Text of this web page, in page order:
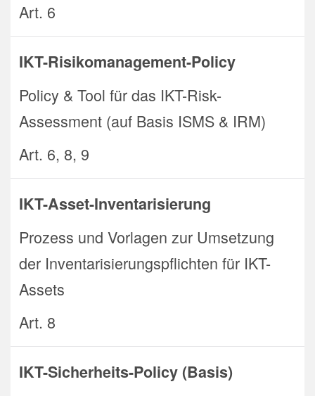
Art. 6
IKT-Risikomanagement-Policy
Policy & Tool für das IKT-Risk-
Assessment (auf Basis ISMS & IRM)
Art. 6, 8, 9
IKT-Asset-Inventarisierung
Prozess und Vorlagen zur Umsetzung
der Inventarisierungspflichten für IKT-
Assets
Art. 8
IKT-Sicherheits-Policy (Basis)